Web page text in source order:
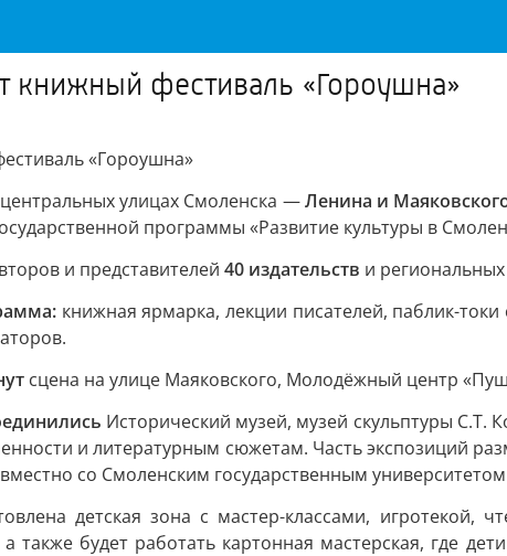
книжный фестиваль «Гороушна»
«Гороушна»
улицах Смоленска —Ленина и
программы «Развитие культуры в
и представителей 40 издательств и
книжная ярмарка, лекции писателей, паблик-
сцена на улице Маяковского, Молодёжный центр
Исторический музей, музей скульптуры С.Т.
и литературным сюжетам. Часть экспозиций
со Смоленским государственным
детская зона с мастер-классами,
также будет работать картонная мастерская, где